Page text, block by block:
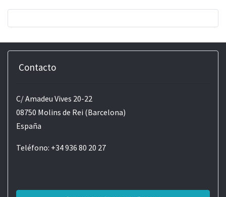
Contacto
C/ Amadeu Vives 20-22
08750 Molins de Rei (Barcelona)
España
Teléfono: +34 936 80 20 27